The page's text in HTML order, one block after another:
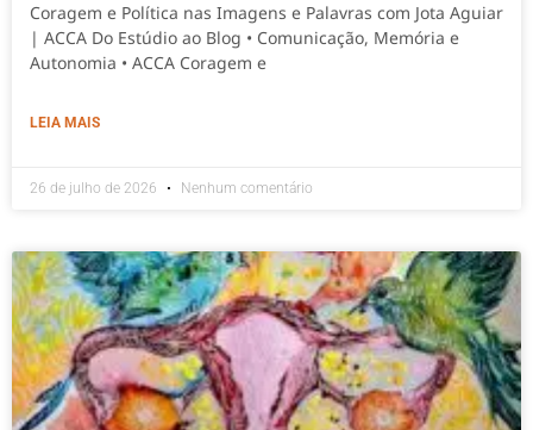
Coragem e Política nas Imagens e Palavras com Jota Aguiar
| ACCA Do Estúdio ao Blog • Comunicação, Memória e
Autonomia • ACCA Coragem e
LEIA MAIS
26 de julho de 2026 Nenhum comentário